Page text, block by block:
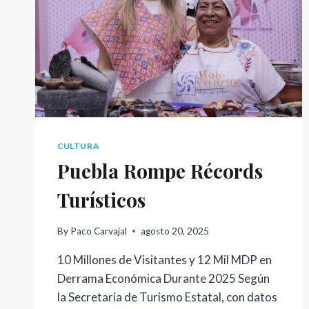
CULTURA
Puebla Rompe Récords
Turísticos
By Paco Carvajal agosto 20, 2025
10 Millones de Visitantes y 12 Mil MDP en
Derrama Económica Durante 2025 Según
la Secretaria de Turismo Estatal, con datos